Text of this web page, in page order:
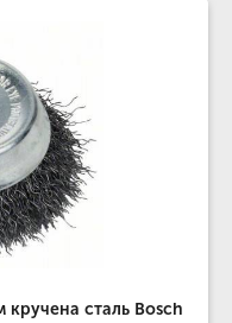
сталь Bosch